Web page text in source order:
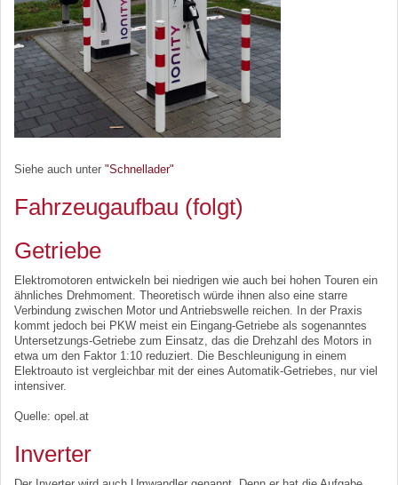
Siehe auch unter "Schnellader"
Fahrzeugaufbau (folgt)
Getriebe
Elektromotoren entwickeln bei niedrigen wie auch bei hohen Touren ein
ähnliches Drehmoment. Theoretisch würde ihnen also eine starre
Verbindung zwischen Motor und Antriebswelle reichen. In der Praxis
kommt jedoch bei PKW meist ein Eingang-Getriebe als sogenanntes
Untersetzungs-Getriebe zum Einsatz, das die Drehzahl des Motors in
etwa um den Faktor 1:10 reduziert. Die Beschleunigung in einem
Elektroauto ist vergleichbar mit der eines Automatik-Getriebes, nur viel
intensiver.
Quelle: opel.at
Inverter